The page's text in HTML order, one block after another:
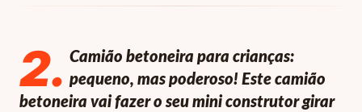
2. Camião betoneira para crianças:
pequeno, mas poderoso! Este camião
betoneira vai fazer o seu mini construtor girar